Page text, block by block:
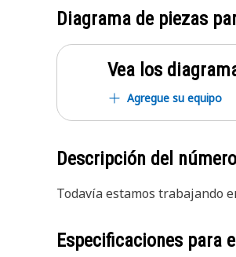
Diagrama de piezas
Vea los
Agregue su equipo
Descripción del
Todavía estamos trabajando
Especificaciones para